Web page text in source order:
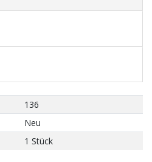
136
Neu
1 Stück